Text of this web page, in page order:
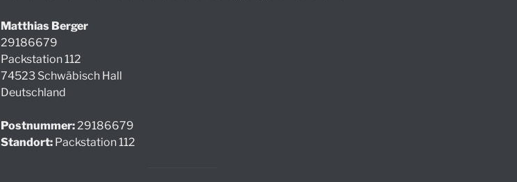
Matthias Berger
29186679
Packstation 112
74523 Schwäbisch Hall
Deutschland
Postnummer:29186679
Standort:Packstation 112